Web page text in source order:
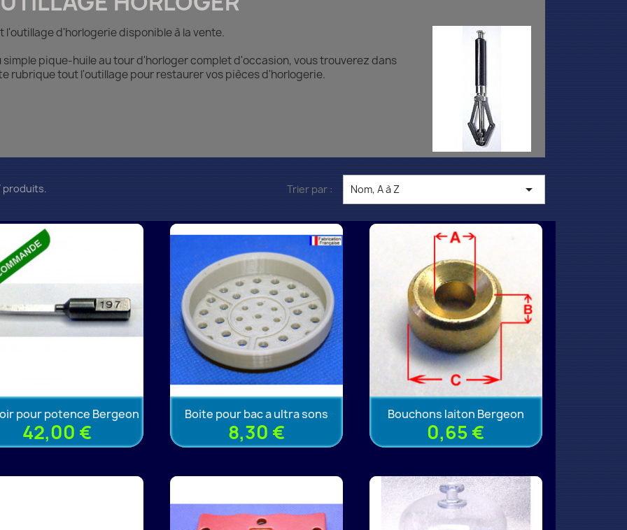
l'outillage d'horlogerie disponible à la vente.
pique-huile au tour d'horloger complet d'occasion, vous trouverez dans
rubrique tout l'outillage pour restaurer vos pièces d'horlogerie.
produits. Trier par : Nom, A à Z 
pour potence Bergeon
42,00 €
Boite pour bac a ultra sons
8,30 €
Bouchons laiton Bergeon
0,65 €